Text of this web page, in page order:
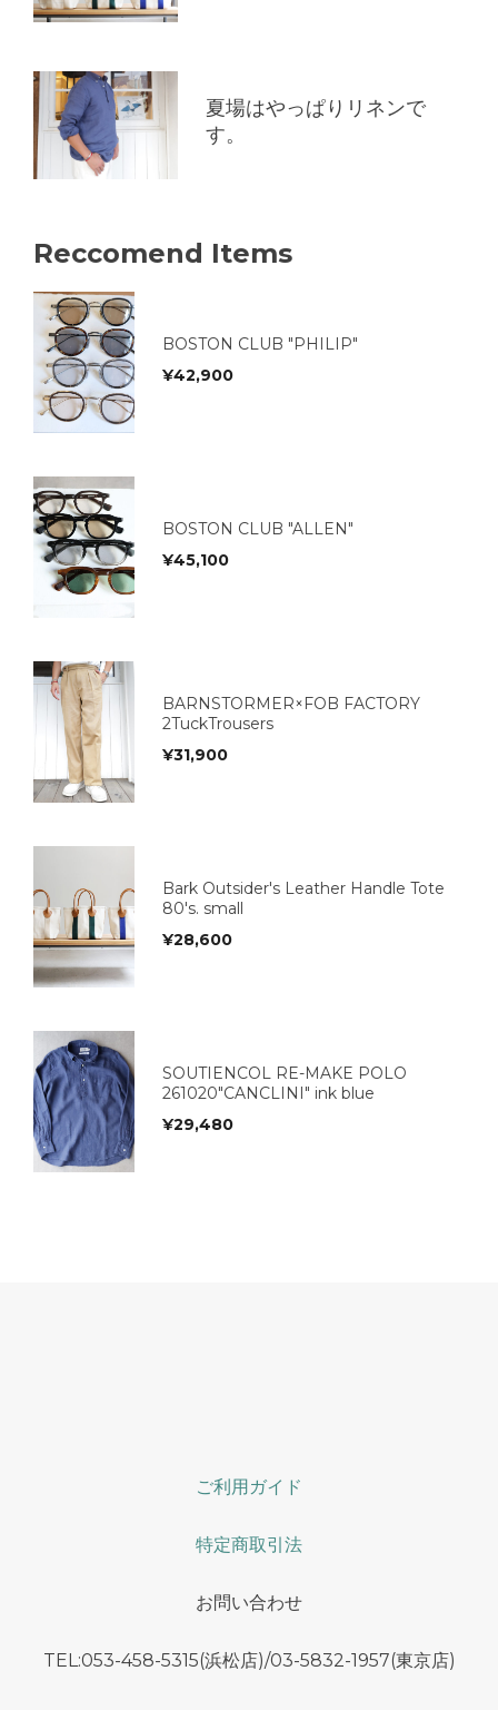
夏場はやっぱりリネンで
す。
Reccomend Items
BOSTON CLUB "PHILIP"
¥42,900
BOSTON CLUB "ALLEN"
¥45,100
BARNSTORMER×FOB FACTORY
2TuckTrousers
¥31,900
Bark Outsider's Leather Handle Tote
80's. small
¥28,600
SOUTIENCOL RE-MAKE POLO
261020"CANCLINI" ink blue
¥29,480
ご利用ガイド
特定商取引法
お問い合わせ
TEL:053-458-5315(浜松店)/03-5832-1957(東京店)